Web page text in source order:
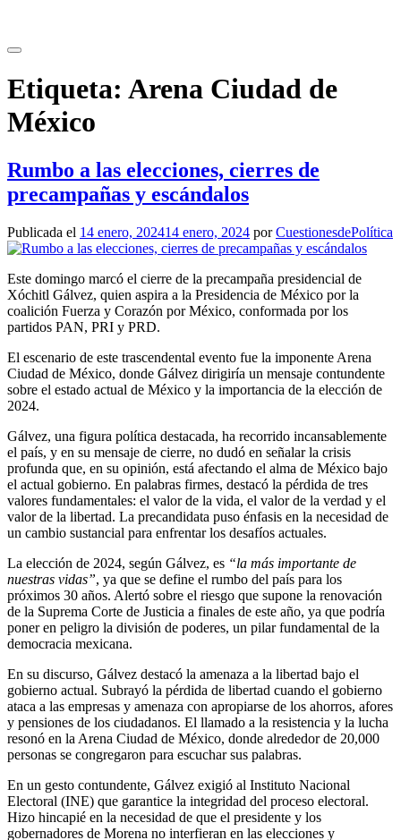
contenido
Etiqueta: Arena Ciudad de
México
Rumbo a las elecciones, cierres de
precampañas y escándalos
Publicada el 14 enero, 202414 enero, 2024 porCuestionesdePolítica
Este domingo marcó el cierre de la precampaña presidencial de
Xóchitl Gálvez, quien aspira a la Presidencia de México por la
coalición Fuerza y Corazón por México, conformada por los
partidos PAN, PRI y PRD.
El escenario de este trascendental evento fue la imponente Arena
Ciudad de México, donde Gálvez dirigiría un mensaje contundente
sobre el estado actual de México y la importancia de la elección de
2024.
Gálvez, una figura política destacada, ha recorrido incansablemente
el país, y en su mensaje de cierre, no dudó en señalar la crisis
profunda que, en su opinión, está afectando el alma de México bajo
el actual gobierno. En palabras firmes, destacó la pérdida de tres
valores fundamentales: el valor de la vida, el valor de la verdad y el
valor de la libertad. La precandidata puso énfasis en la necesidad de
un cambio sustancial para enfrentar los desafíos actuales.
La elección de 2024, según Gálvez, es “la más importante de
nuestras vidas”, ya que se define el rumbo del país para los
próximos 30 años. Alertó sobre el riesgo que supone la renovación
de la Suprema Corte de Justicia a finales de este año, ya que podría
poner en peligro la división de poderes, un pilar fundamental de la
democracia mexicana.
En su discurso, Gálvez destacó la amenaza a la libertad bajo el
gobierno actual. Subrayó la pérdida de libertad cuando el gobierno
ataca a las empresas y amenaza con apropiarse de los ahorros, afores
y pensiones de los ciudadanos. El llamado a la resistencia y la lucha
resonó en la Arena Ciudad de México, donde alrededor de 20,000
personas se congregaron para escuchar sus palabras.
En un gesto contundente, Gálvez exigió al Instituto Nacional
Electoral (INE) que garantice la integridad del proceso electoral.
Hizo hincapié en la necesidad de que el presidente y los
gobernadores de Morena no interfieran en las elecciones y